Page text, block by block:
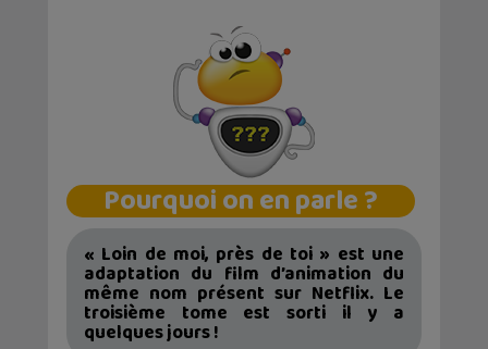
Pourquoi on en parle ?
« Loin de moi, près de toi » est une
adaptation du film d’animation du
même nom présent sur Netflix. Le
troisième tome est sorti il y a
quelques jours !